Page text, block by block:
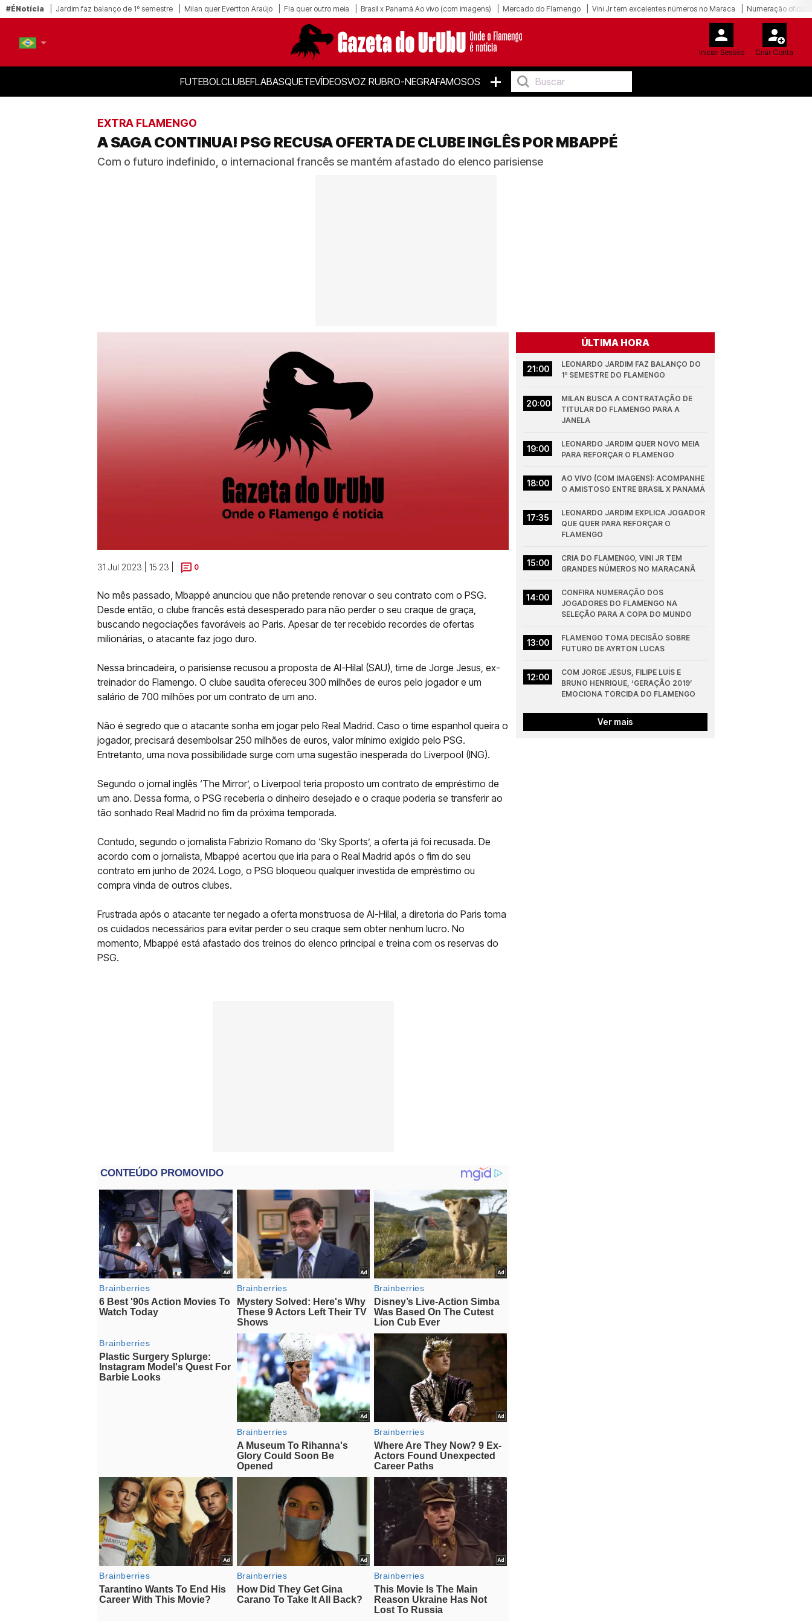
#ÉNotícia Jardim faz balanço de 1º semestre Milan quer Evertton Araújo Fla quer outro meia Brasil x Panamá Ao vivo (com imagens) Mercado do Flamengo Vini Jr tem excelentes números no Maraca Numeração oficial
Iniciar Sessão Criar Conta
FUTEBOLCLUBEFLABASQUETEVÍDEOSVOZ RUBRO-NEGRAFAMOSOS +
EXTRA FLAMENGO
A SAGA CONTINUA! PSG RECUSA OFERTA DE CLUBE INGLÊS POR MBAPPÉ
Com o futuro indefinido, o internacional francês se mantém afastado do elenco parisiense
31 Jul 2023 | 15:23 | 0
No mês passado, Mbappé anunciou que não pretende renovar o seu contrato com o PSG.
Desde então, o clube francês está desesperado para não perder o seu craque de graça,
buscando negociações favoráveis ao Paris. Apesar de ter recebido recordes de ofertas
milionárias, o atacante faz jogo duro.
Nessa brincadeira, o parisiense recusou a proposta de Al-Hilal (SAU), time de Jorge Jesus, ex-
treinador do Flamengo. O clube saudita ofereceu 300 milhões de euros pelo jogador e um
salário de 700 milhões por um contrato de um ano.
Não é segredo que o atacante sonha em jogar pelo Real Madrid. Caso o time espanhol queira o
jogador, precisará desembolsar 250 milhões de euros, valor mínimo exigido pelo PSG.
Entretanto, uma nova possibilidade surge com uma sugestão inesperada do Liverpool (ING).
Segundo o jornal inglês ‘The Mirror’, o Liverpool teria proposto um contrato de empréstimo de
um ano. Dessa forma, o PSG receberia o dinheiro desejado e o craque poderia se transferir ao
tão sonhado Real Madrid no fim da próxima temporada.
Contudo, segundo o jornalista Fabrizio Romano do ‘Sky Sports’, a oferta já foi recusada. De
acordo com o jornalista, Mbappé acertou que iria para o Real Madrid após o fim do seu
contrato em junho de 2024. Logo, o PSG bloqueou qualquer investida de empréstimo ou
compra vinda de outros clubes.
Frustrada após o atacante ter negado a oferta monstruosa de Al-Hilal, a diretoria do Paris toma
os cuidados necessários para evitar perder o seu craque sem obter nenhum lucro. No
momento, Mbappé está afastado dos treinos do elenco principal e treina com os reservas do
PSG.
ÚLTIMA HORA
21:00
LEONARDO JARDIM FAZ BALANÇO DO
1º SEMESTRE DO FLAMENGO
20:00
MILAN BUSCA A CONTRATAÇÃO DE
TITULAR DO FLAMENGO PARA A
JANELA
19:00
LEONARDO JARDIM QUER NOVO MEIA
PARA REFORÇAR O FLAMENGO
18:00
AO VIVO (COM IMAGENS): ACOMPANHE
O AMISTOSO ENTRE BRASIL X PANAMÁ
17:35
LEONARDO JARDIM EXPLICA JOGADOR
QUE QUER PARA REFORÇAR O
FLAMENGO
15:00
CRIA DO FLAMENGO, VINI JR TEM
GRANDES NÚMEROS NO MARACANÃ
14:00
CONFIRA NUMERAÇÃO DOS
JOGADORES DO FLAMENGO NA
SELEÇÃO PARA A COPA DO MUNDO
13:00
FLAMENGO TOMA DECISÃO SOBRE
FUTURO DE AYRTON LUCAS
12:00
COM JORGE JESUS, FILIPE LUÍS E
BRUNO HENRIQUE, ‘GERAÇÃO 2019’
EMOCIONA TORCIDA DO FLAMENGO
Ver mais